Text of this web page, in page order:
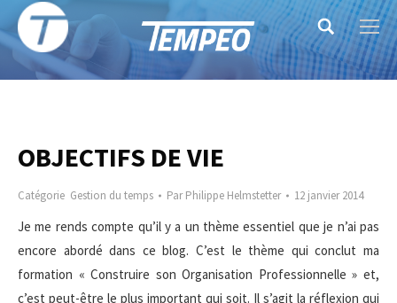
Search:
OBJECTIFS DE VIE
Catégorie Gestion du temps ParPhilippe Helmstetter 12 janvier 2014
Je me rends compte qu’il y a un thème essentiel que je n’ai pas
encore abordé dans ce blog. C’est le thème qui conclut ma
formation « Construire son Organisation Professionnelle » et,
c’est peut-être le plus important qui soit. Il s’agit la réflexion qui